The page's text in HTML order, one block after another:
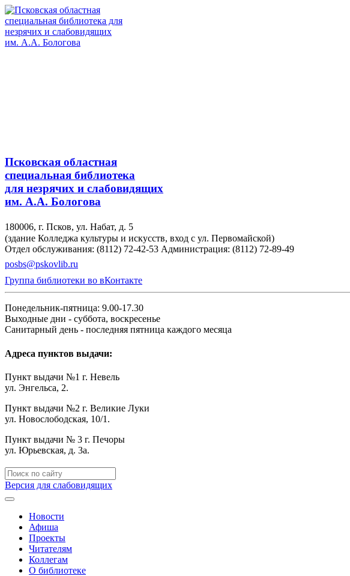
Псковская областная
специальная библиотека
для незрячих и слабовидящих
им. А.А. Бологова
180006, г. Псков, ул. Набат, д. 5
(здание Колледжа культуры и искусств, вход с ул. Первомайской)
Отдел обслуживания: (8112) 72-42-53 Администрация: (8112) 72-89-49
posbs@pskovlib.ru
Группа библиотеки во вКонтакте
Понедельник-пятница: 9.00-17.30
Выходные дни - суббота, воскресенье
Санитарный день - последняя пятница каждого месяца
Адреса пунктов выдачи:
Пункт выдачи №1 г. Невель
ул. Энгельса, 2.
Пункт выдачи №2 г. Великие Луки
ул. Новослободская, 10/1.
Пункт выдачи № 3 г. Печоры
ул. Юрьевская, д. 3а.
Версия для слабовидящих
Новости
Афиша
Проекты
Читателям
Коллегам
О библиотеке